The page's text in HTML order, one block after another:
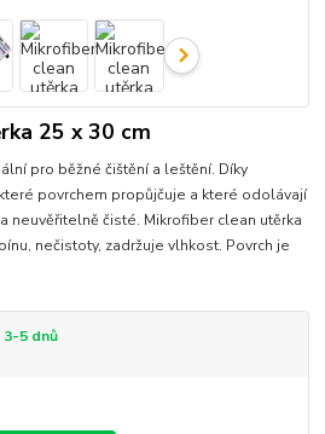
25 x 30 cm
pro běžné čištění a leštění. Díky
povrchem propůjčuje a které odolávají
neuvěřitelně čisté. Mikrofiber clean utěrka
nečistoty, zadržuje vlhkost. Povrch je
5 dnů